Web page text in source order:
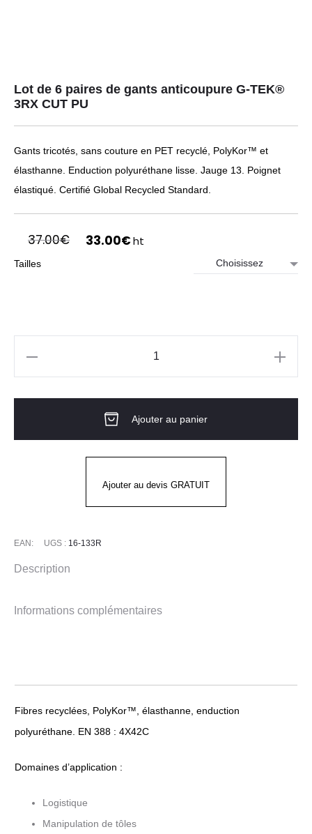
Lot de 6 paires de gants anticoupure G-TEK®
3RX CUT PU
Gants tricotés, sans couture en PET recyclé, PolyKor™ et
élasthanne. Enduction polyuréthane lisse. Jauge 13. Poignet
élastiqué. Certifié Global Recycled Standard.
37.00€ 33.00€ Le
ht
Tailles
6
G-
Ajouter au panier
Ajouter au devis GRATUIT
EAN: UGS : 16-133R
Description
Informations complémentaires
Fibres recyclées, PolyKor™, élasthanne, enduction
polyuréthane. EN 388 : 4X42C
Domaines d’application :
Logistique
Manipulation de tôles